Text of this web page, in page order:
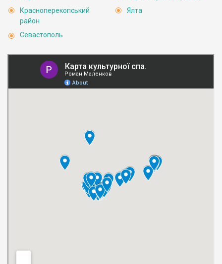
Красноперекопський
район
Севастополь
Ялта